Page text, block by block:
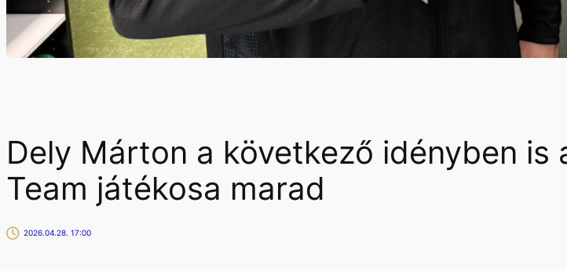
Dely Márton a következő idényben is
Team játékosa marad
2026.04.28. 17:00